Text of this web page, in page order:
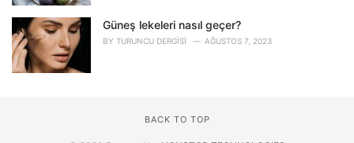
Güneş lekeleri nasıl geçer?
BY TURUNCU DERGISI AĞUSTOS 7, 2023
BACK TO TOP